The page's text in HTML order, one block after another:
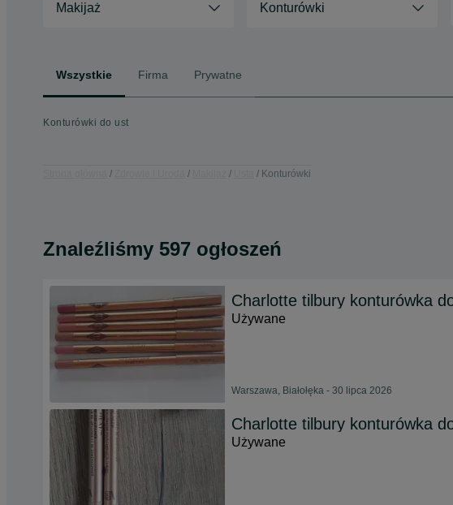
Makijaż Konturówki
Wszystkie Firma Prywatne
Konturówki do ust
Konturówki
Znaleźliśmy 597 ogłoszeń
Charlotte tilbury konturówka
Używane
Warszawa, Białołęka - 30 lipca 2026
Charlotte tilbury konturówka
Używane